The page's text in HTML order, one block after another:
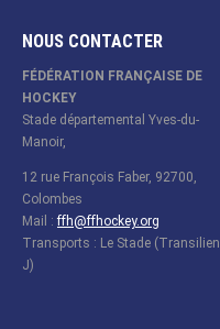
NOUS CONTACTER
FÉDÉRATION FRANÇAISE DE
HOCKEY
Stade départemental Yves-du-
Manoir,
12 rue François Faber, 92700,
Colombes
Mail :ffh@ffhockey.org
Transports : Le Stade (Transilien
J)